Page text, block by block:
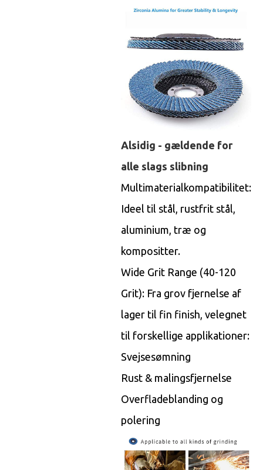
Alsidig - gældende for
alle slags slibning
Multimaterialkompatibilitet:
Ideel til stål, rustfrit stål,
aluminium, træ og
kompositter.
Wide Grit Range (40-120
Grit): Fra grov fjernelse af
lager til fin finish, velegnet
til forskellige applikationer:
Svejsesømning
Rust & malingsfjernelse
Overfladeblanding og
polering